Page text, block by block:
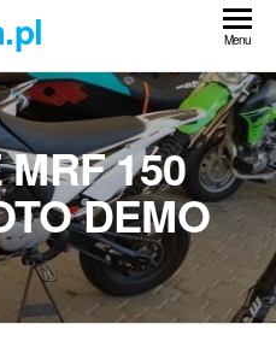
Menu
150
DEMO